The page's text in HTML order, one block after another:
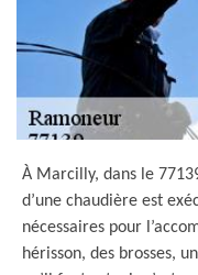
À Marcilly, dans le
d’une chaudière est
nécessaires pour
hérisson, des brosses,